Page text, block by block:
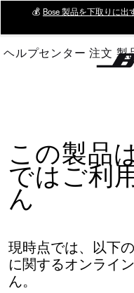
Main
💰 Bose 製品を下取りに
ヘルプセンター 注文 製
この製品
ではご利
ん
現時点では、以下
に関するオンライ
ん。